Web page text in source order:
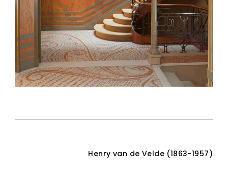
Henry van de Velde (1863-1957)